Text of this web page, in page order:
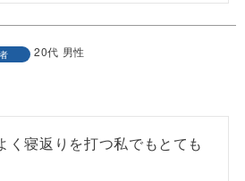
20代 男性
く寝返りを打つ私でもとても